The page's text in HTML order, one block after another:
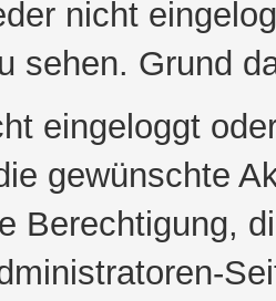
nicht
sehen. Grund
eingeloggt
gewünschte
Berechtigung,